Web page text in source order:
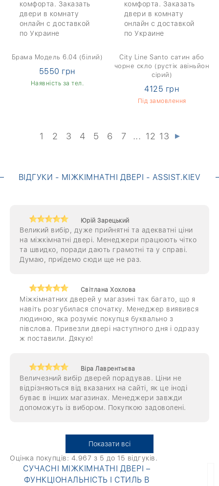
Брама Модель 6.04 (білий)
5550 грн
Наявність за тел.
City Line Santo сатин або
чорне скло (рустік авіньйон
сірий)
4125 грн
Під замовлення
1 2 3 4 5 6 7 ... 12 13
ВІДГУКИ - МІЖКІМНАТНІ ДВЕРІ - ASSIST.KIEV
Юрій Зарецький
Великий вибір, дуже прийнятні та адекватні ціни
на міжкімнатні двері. Менеджери працюють чітко
та швидко, поради дають грамотні та у справі.
Думаю, приїдемо сюди ще не раз.
Світлана Хохлова
Міжкімнатних дверей у магазині так багато, що я
навіть розгубилася спочатку. Менеджер виявився
людиною, яка розуміє покупця буквально з
півслова. Привезли двері наступного дня і одразу
ж поставили. Дякую!
Віра Лаврентьєва
Величезний вибір дверей порадував. Ціни не
відрізняються від вказаних на сайті, як це іноді
буває в інших магазинах. Менеджери завжди
допоможуть із вибором. Покупкою задоволені.
Показати всі
Оцінка покупців: 4.967 з 5 до 15 відгуків.
СУЧАСНІ МІЖКІМНАТНІ ДВЕРІ –
ФУНКЦІОНАЛЬНІСТЬ І СТИЛЬ В